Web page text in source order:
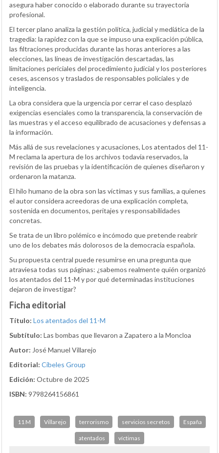
asegura haber conocido o elaborado durante su trayectoria
profesional.
El tercer plano analiza la gestión política, judicial y mediática de la
tragedia: la rapidez con la que se impuso una explicación pública,
las filtraciones producidas durante las horas anteriores a las
elecciones, las líneas de investigación descartadas, las
limitaciones periciales del procedimiento judicial y los posteriores
ceses, ascensos y traslados de responsables policiales y de
inteligencia.
La obra considera que la urgencia por cerrar el caso desplazó
exigencias esenciales como la transparencia, la conservación de
las muestras y el acceso equilibrado de acusaciones y defensas a
la información.
Más allá de sus revelaciones y acusaciones, Los atentados del 11-
M reclama la apertura de los archivos todavía reservados, la
revisión de las pruebas y la identificación de quienes diseñaron y
ordenaron la matanza.
El hilo humano de la obra son las víctimas y sus familias, a quienes
el autor considera acreedoras de una explicación completa,
sostenida en documentos, peritajes y responsabilidades
concretas.
Se trata de un libro polémico e incómodo que pretende reabrir
uno de los debates más dolorosos de la democracia española.
Su propuesta central puede resumirse en una pregunta que
atraviesa todas sus páginas: ¿sabemos realmente quién organizó
los atentados del 11-M y por qué determinadas instituciones
dejaron de investigar?
Ficha editorial
Título: Los atentados del 11-M
Subtítulo: Las bombas que llevaron a Zapatero a la Moncloa
Autor: José Manuel Villarejo
Editorial: Cibeles Group
Edición: Octubre de 2025
ISBN: 9798264156861
11 M Villarejo terrorismo servicios secretos España
atentados víctimas